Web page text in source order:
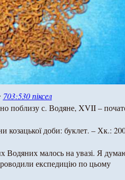
703:530 піксел
поблизу с. Водяне, XVII –
козацької доби: буклет. – Хк.:
Водяних малось на увазі. Я
експедицію по цьому